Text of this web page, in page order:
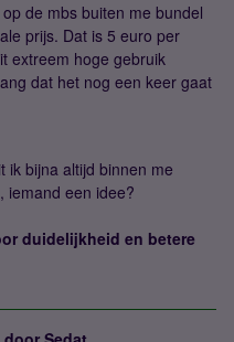
de mbs buiten me bundel
prijs. Dat is 5 euro per
extreem hoge gebruik
dat het nog een keer gaat
ik bijna altijd binnen me
iemand een idee?
duidelijkheid en betere